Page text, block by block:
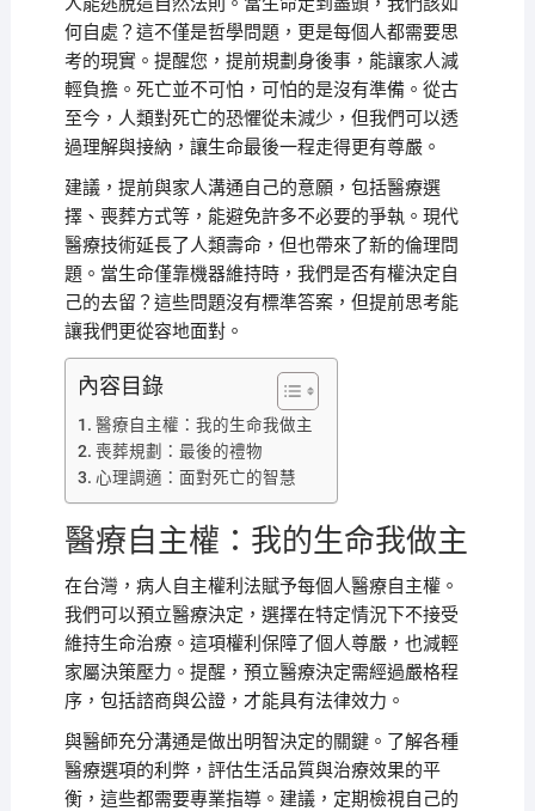
何自處？這不僅是哲學問題，更是每個人都需要思
考的現實。 提醒您，提前規劃身後事，能讓家人減
輕負擔。死亡並不可怕，可怕的是沒有準備。從古
至今，人類對死亡的恐懼從未減少，但我們可以透
過理解與接納，讓生命最後一程走得更有尊嚴。
建議，提前與家人溝通自己的意願，包括醫療選
擇、喪葬方式等，能避免許多不必要的爭執。現代
醫療技術延長了人類壽命，但也帶來了新的倫理問
題。當生命僅靠機器維持時，我們是否有權決定自
己的去留？這些問題沒有標準答案，但提前思考能
讓我們更從容地面對。
內容目錄
醫療自主權：我的生命我做主
喪葬規劃：最後的禮物
心理調適：面對死亡的智慧
醫療自主權：我的生命我做主
在台灣，病人自主權利法賦予每個人醫療自主權。
我們可以預立醫療決定，選擇在特定情況下不接受
維持生命治療。這項權利保障了個人尊嚴，也減輕
家屬決策壓力。提醒，預立醫療決定需經過嚴格程
序，包括諮商與公證，才能具有法律效力。
與醫師充分溝通是做出明智決定的關鍵。了解各種
醫療選項的利弊，評估生活品質與治療效果的平
衡，這些都需要專業指導。建議，定期檢視自己的